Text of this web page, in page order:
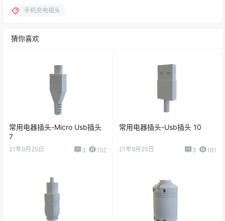
手机充电插头
猜你喜欢
常用电器插头-Micro Usb插头
7
21年9月25日 3 152
常用电器插头-Usb插头 10
21年9月25日 3 161